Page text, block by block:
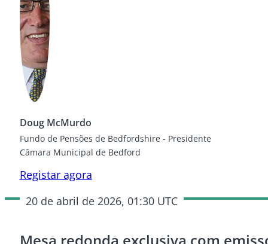
Doug McMurdo
Fundo de Pensões de Bedfordshire - Presidente
Câmara Municipal de Bedford
Registar agora
20 de abril de 2026, 01:30 UTC